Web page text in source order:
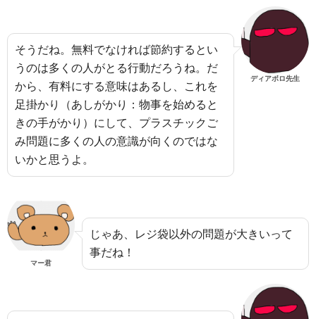
そうだね。無料でなければ節約するとい
うのは多くの人がとる行動だろうね。だ
から、有料にする意味はあるし、これを
足掛かり（あしがかり：物事を始めると
きの手がかり）にして、プラスチックご
み問題に多くの人の意識が向くのではな
いかと思うよ。
ディアボロ先生
マー君
じゃあ、レジ袋以外の問題が大きいって
事だね！